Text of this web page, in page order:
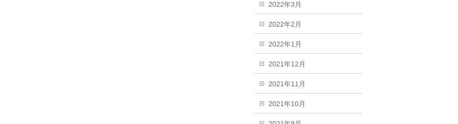
2022年3月
2022年2月
2022年1月
2021年12月
2021年11月
2021年10月